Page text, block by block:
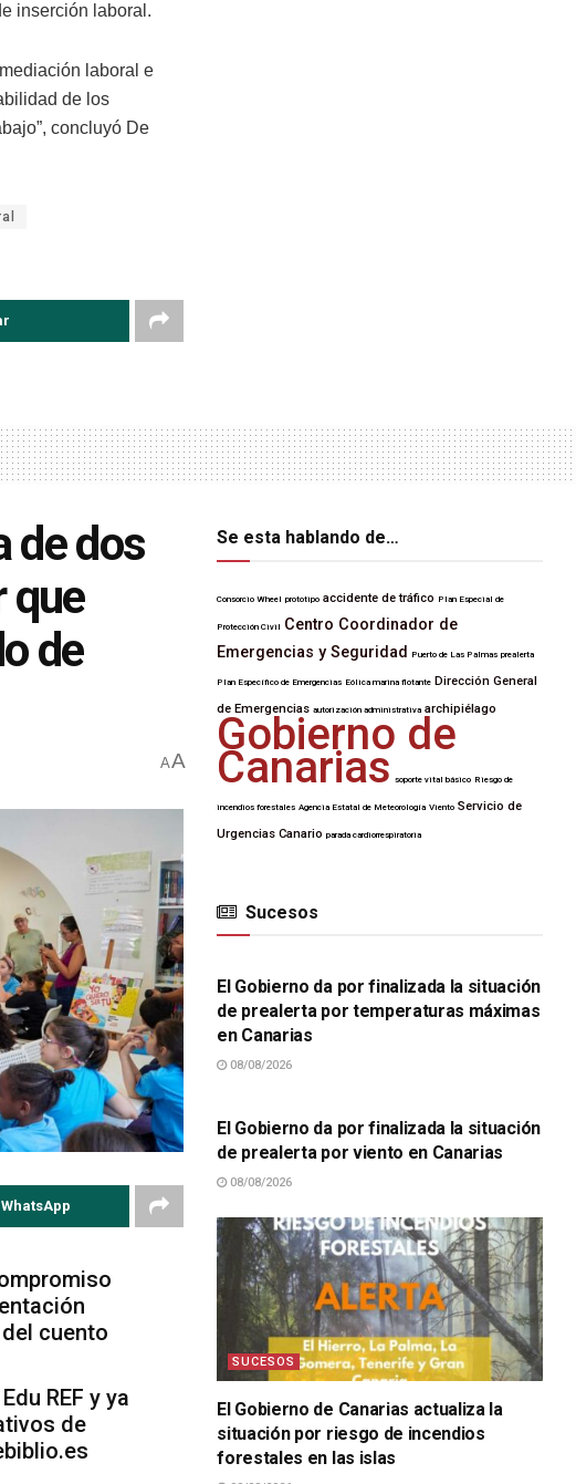
inserción laboral.
laboral e
de los
concluyó De
de dos
que
de
AA
cuento
REF y ya
de
Se esta hablando de…
Consorcio Wheel prototipo accidente de tráfico Plan Especial de
Protección Civil Centro Coordinador de
Emergencias y Seguridad Puerto de Las Palmas prealerta
Plan Específico de Emergencias Eólica marina flotante Dirección General
de Emergencias autorización administrativa archipiélago
Gobierno de
Canarias soporte vital básico Riesgo de
incendios forestales Agencia Estatal de Meteorología Viento Servicio de
Urgencias Canario parada cardiorrespiratoria
Sucesos
SUCESOS
El Gobierno da por finalizada la situación
de prealerta por temperaturas máximas
en Canarias
08/08/2026
El Gobierno da por finalizada la situación
de prealerta por viento en Canarias
08/08/2026
SUCESOS
El Gobierno de Canarias actualiza la
situación por riesgo de incendios
forestales en las islas